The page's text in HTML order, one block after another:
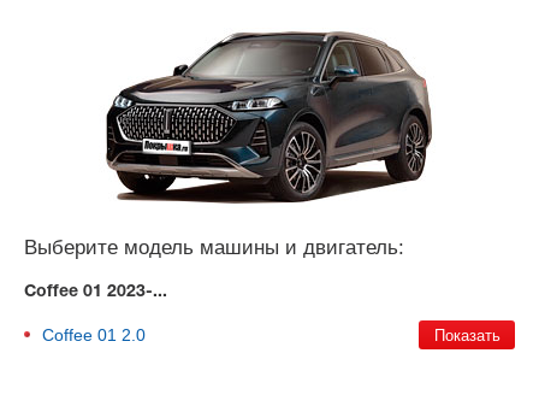
Выберите модель машины и двигатель:
Coffee 01 2023-...
Coffee 01 2.0